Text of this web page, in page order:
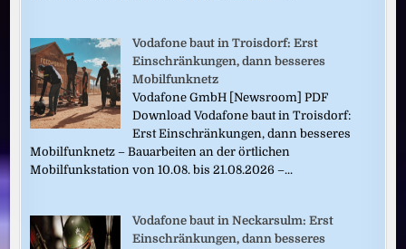
Vodafone baut in Troisdorf: Erst
Einschränkungen, dann besseres
Mobilfunknetz
Vodafone GmbH [Newsroom] PDF
Download Vodafone baut in Troisdorf:
Erst Einschränkungen, dann besseres
Mobilfunknetz – Bauarbeiten an der örtlichen
Mobilfunkstation von 10.08. bis 21.08.2026 –...
Vodafone baut in Neckarsulm: Erst
Einschränkungen, dann besseres